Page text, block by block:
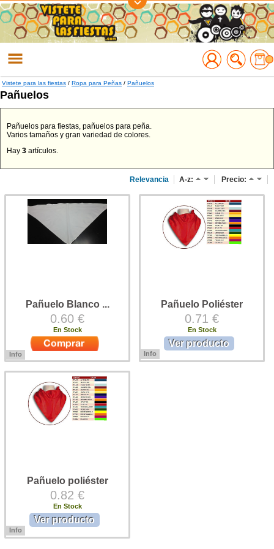
Regístrate
Accede
Vistete para las fiestas / Ropa para Peñas / Pañuelos
Pañuelos
Pañuelos para fiestas, pañuelos para peña.
Varios tamaños y gran variedad de colores.
Hay 3 artículos.
Relevancia A-z: Precio:
Pañuelo Blanco ...
0.60 €
En Stock
Info
tejido de poliéster, rematado con
dobladillo.
Pañuelo Poliéster
0.71 €
En Stock
Ver producto
Info
Pañuelo en poliéster en triángulo,
Pañuelo poliéster
0.82 €
En Stock
Ver producto
Info
Pañuelo en poliéster en triángulo